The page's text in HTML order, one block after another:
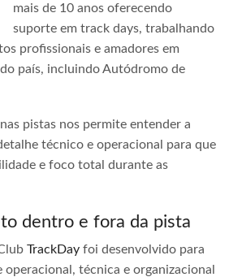
mais de 10 anos oferecendo
suporte em track days, trabalhando
profissionais e amadores em
país, incluindo Autódromo de
pistas nos permite entender a
técnico e operacional para que
e foco total durante as
dentro e fora da pista
TrackDay foi desenvolvido para
técnica e organizacional